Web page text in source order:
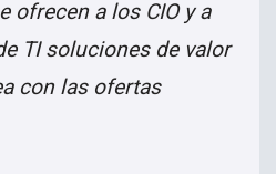
ofrecen a los CIO y a
TI soluciones de valor
con las ofertas